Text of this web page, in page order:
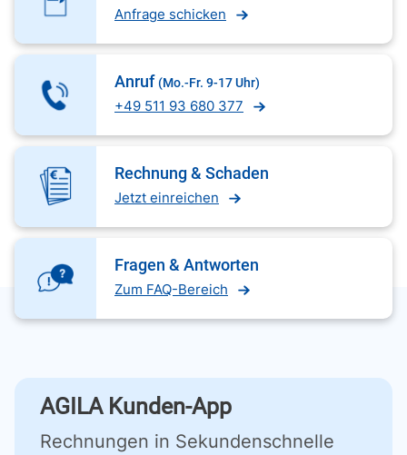
Anfrage schicken
Anruf (Mo.-Fr. 9-17 Uhr)
+49 511 93 680 377
Rechnung & Schaden
Jetzt einreichen
Fragen & Antworten
Zum FAQ-Bereich
AGILA Kunden-App
Rechnungen in Sekundenschnelle